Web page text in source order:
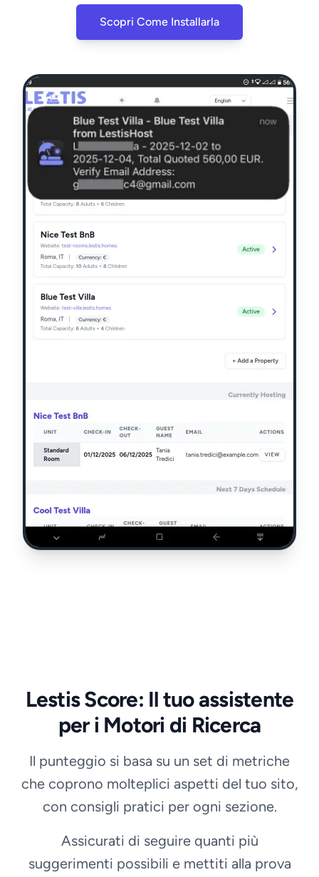
Scopri Come Installarla
Lestis Score: Il tuo assistente
per i Motori di Ricerca
Il punteggio si basa su un set di metriche
che coprono molteplici aspetti del tuo sito,
con consigli pratici per ogni sezione.
Assicurati di seguire quanti più
suggerimenti possibili e mettiti alla prova